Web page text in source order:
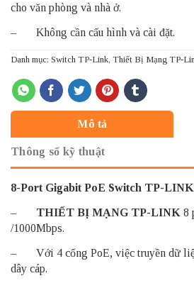
cho văn phòng và nhà ở.
– Không cần cấu hình và cài đặt.
Danh mục: Switch TP-Link, Thiết Bị Mạng TP-
Mô tả
Thông số kỹ thuật
8-Port Gigabit PoE Switch TP-
– THIẾT BỊ MẠNG TP-LINK 8
/1000Mbps.
– Với 4 cổng PoE, việc truyền dữ liệu
dây cáp.